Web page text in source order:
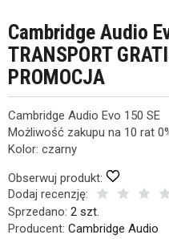
Cambridge Audio
TRANSPORT
PROMOCJA
Cambridge Audio Evo 150 SE
Możliwość zakupu na 10 rat
Kolor: czarny
Obserwuj produkt:
Dodaj recenzję:
Sprzedano: 2 szt.
Producent: Cambridge Audio